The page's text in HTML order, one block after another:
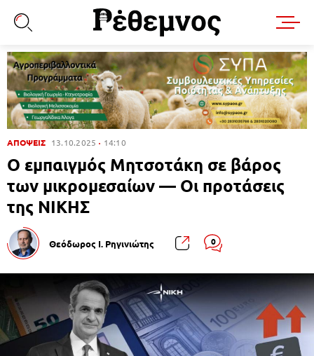
ΑΠΟΨΕΙΣ 13.10.2025 14:10
Ο εμπαιγμός Μητσοτάκη σε βάρος
των μικρομεσαίων — Οι προτάσεις
της ΝΙΚΗΣ
Θεόδωρος Ι. Ρηγινιώτης 0